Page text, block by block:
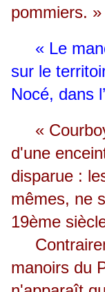
pommiers. »
« Le
sur le
Nocé, dans
«
d'une
disparue :
mêmes, ne
19ème
manoirs du